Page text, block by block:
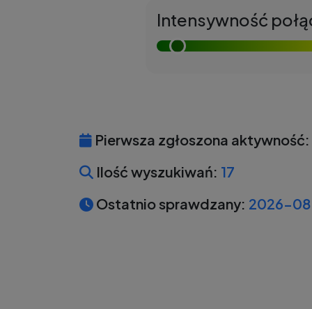
Intensywność
Pierwsza zgłoszona aktywność:
Ilość wyszukiwań: 17
Ostatnio sprawdzany: 2026-